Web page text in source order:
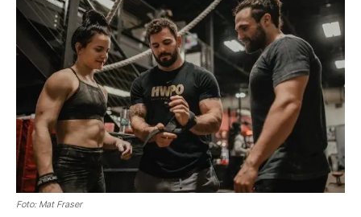
Foto: Mat Fraser